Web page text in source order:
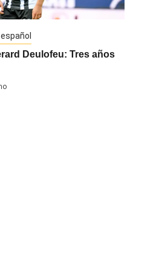
Deulofeu: Tres años